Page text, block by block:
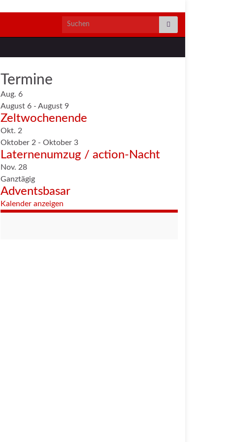
Search for:
Termine
Aug. 6
August 6 - August 9
Zeltwochenende
Okt. 2
Oktober 2 - Oktober 3
Laternenumzug / action-Nacht
Nov. 28
Ganztägig
Adventsbasar
Kalender anzeigen